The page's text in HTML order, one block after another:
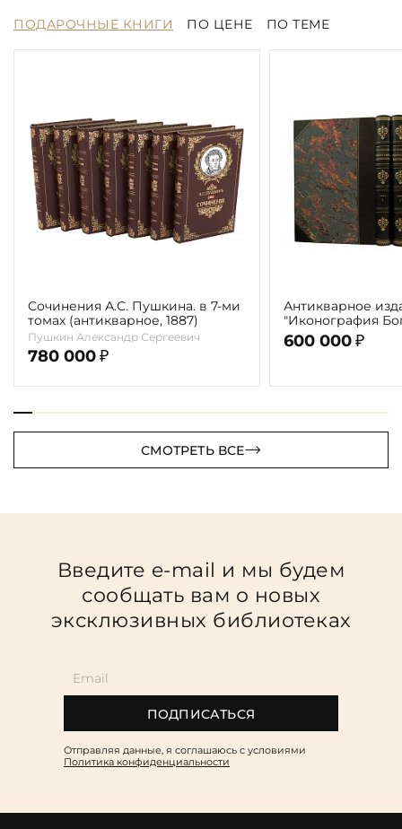
ПОДАРОЧНЫЕ КНИГИ ПО ЦЕНЕ ПО ТЕМЕ
Сочинения А.С. Пушкина. в 7-ми
томах (антикварное, 1887)
Пушкин Александр Сергеевич
780 000 ₽
Антикварное
"Иконография
г. (в 2-х томах с
автора)
600 000 ₽
СМОТРЕТЬ ВСЕ
Введите e-mail и мы будем
сообщать вам о новых
эксклюзивных библиотеках
ПОДПИСАТЬСЯ
Отправляя данные, я соглашаюсь c условиями
Политика конфиденциальности